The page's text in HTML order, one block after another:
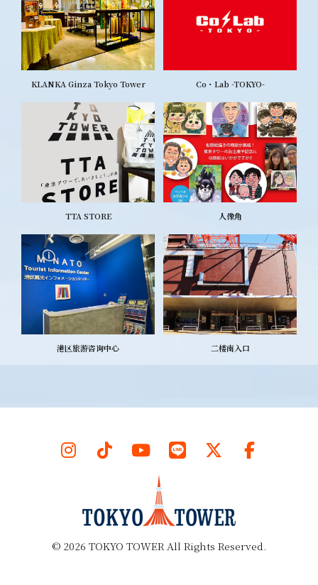
KLANKA Ginza Tokyo Tower Co・Lab -TOKYO-
TTA STORE 人像角
港区旅游咨询中心 二楼南入口
© 2026 TOKYO TOWER All Rights Reserved.